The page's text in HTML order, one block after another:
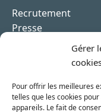
Gérer
Pour offrir les meilleures
telles que les cookies
appareils. Le fait de
Recrutement
Presse